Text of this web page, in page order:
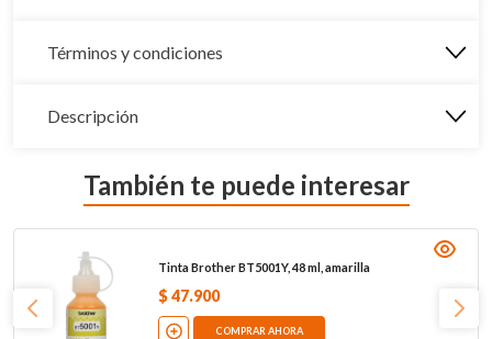
Términos y condiciones
Descripción
También te puede interesar
Tinta Brother BT5001Y, 48 ml, amarilla
$ 47.900
COMPRAR AHORA